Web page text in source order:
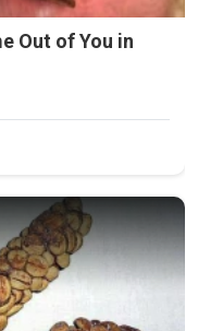
Out of You in